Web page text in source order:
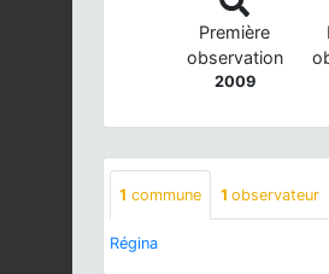
Première
observation
2009
1 commune 1 observateur
Régina